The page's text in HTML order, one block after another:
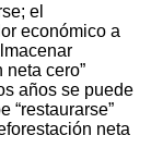
el
económico a
neta cero”
años se puede
“restaurarse”
neta